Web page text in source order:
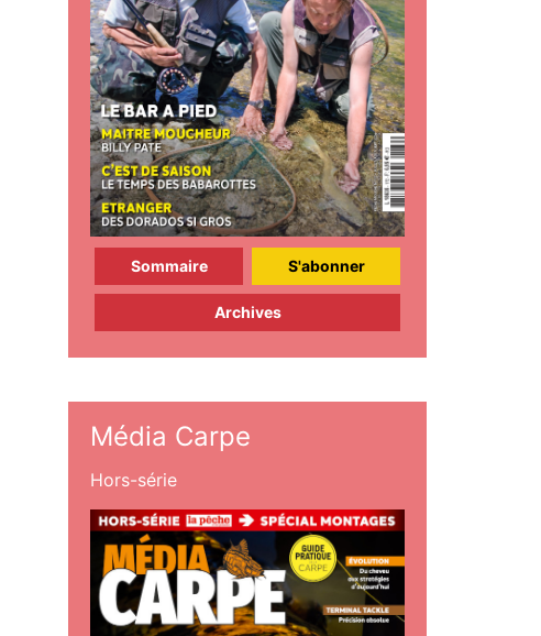
Sommaire S'abonner
Archives
Média Carpe
Hors-série